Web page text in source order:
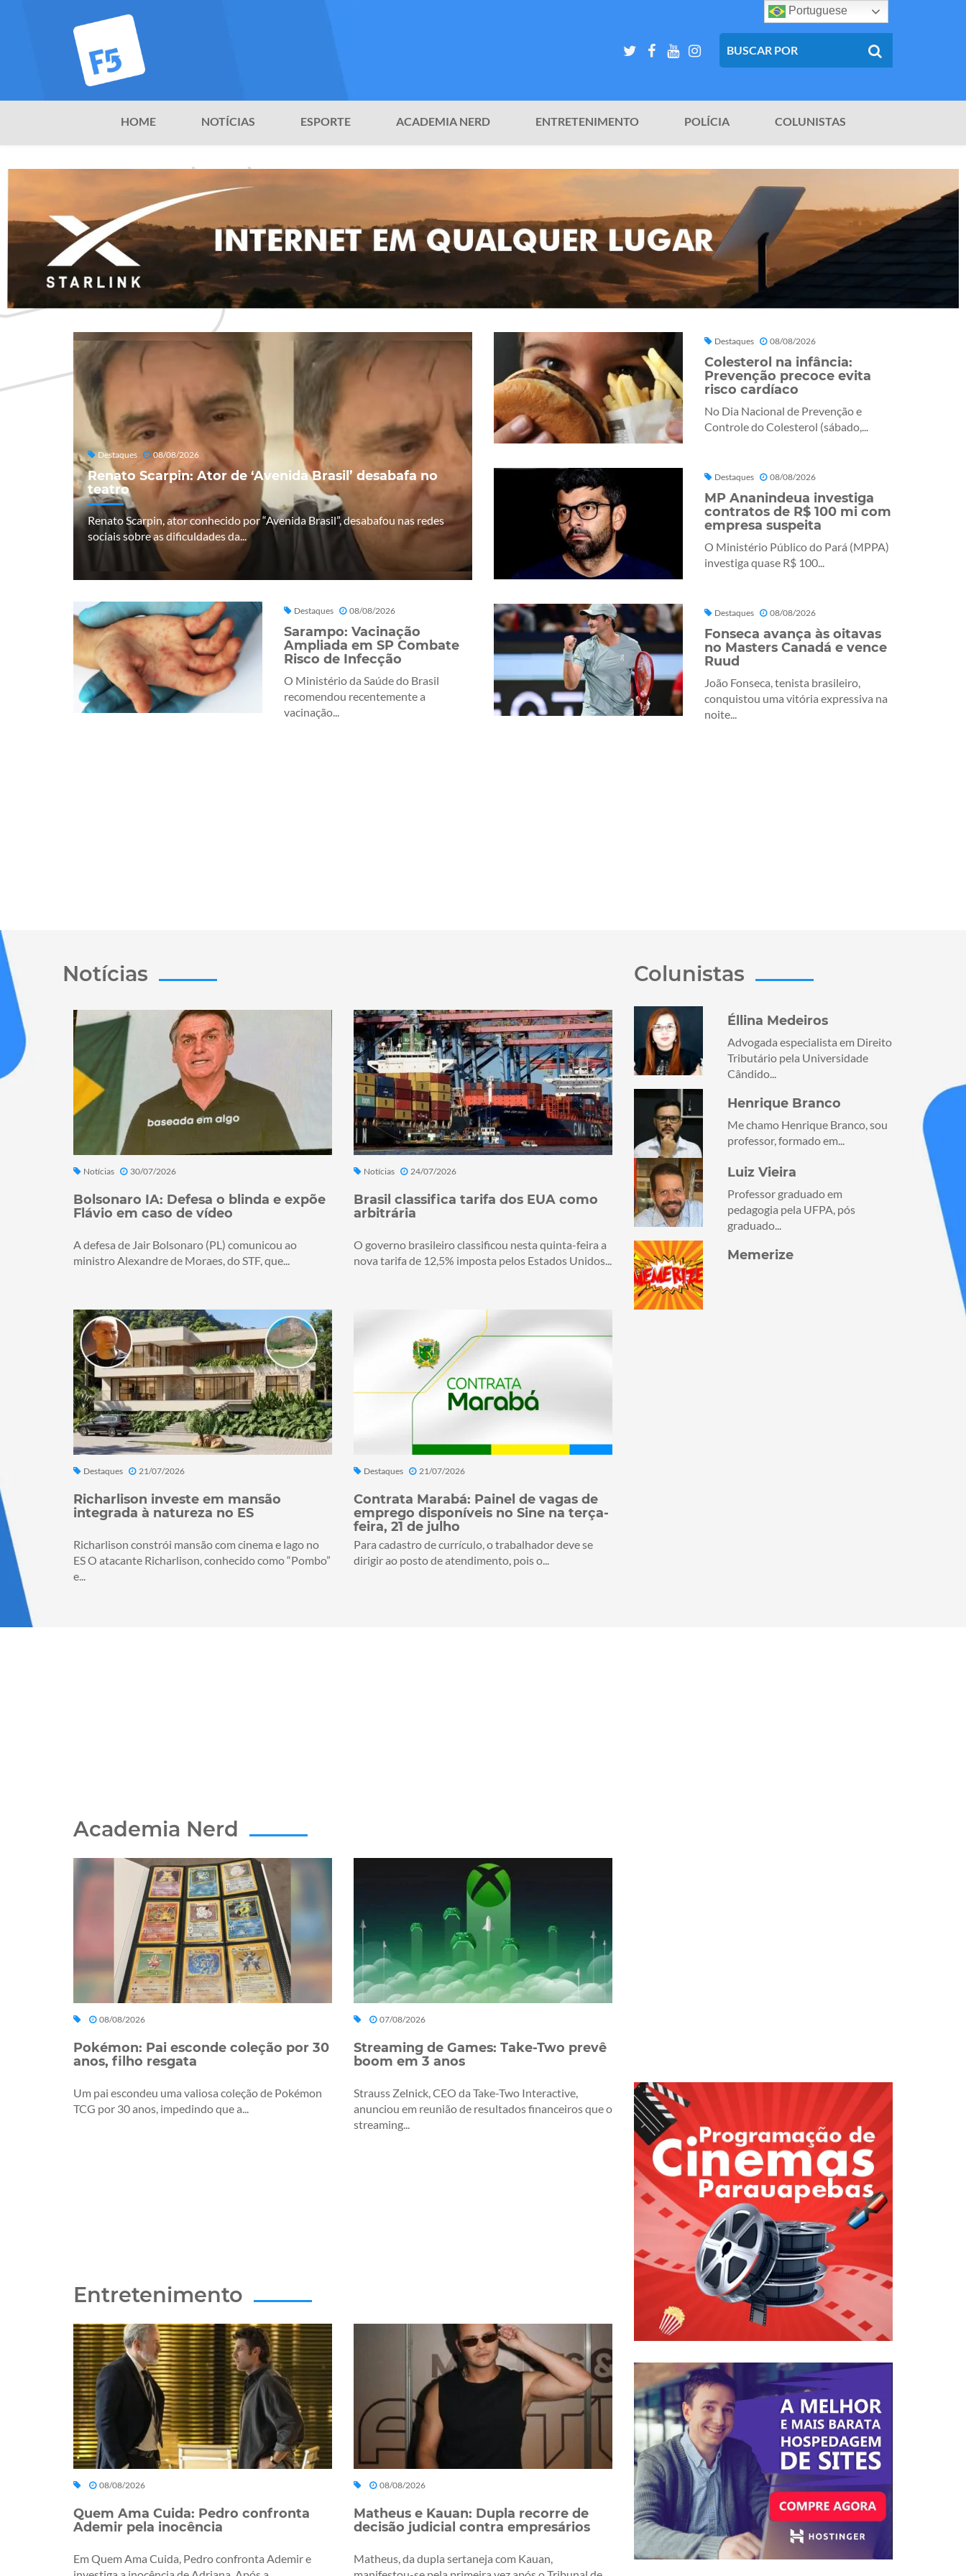
HOME NOTÍCIAS ESPORTE ACADEMIA NERD ENTRETENIMENTO POLÍCIA COLUNISTAS
Destaques 08/08/2026
Renato Scarpin: Ator de ‘Avenida Brasil’ desabafa no
teatro
Renato Scarpin, ator conhecido por “Avenida Brasil”, desabafou nas redes
sociais sobre as dificuldades da...
Destaques 08/08/2026
Sarampo: Vacinação
Ampliada em SP Combate
Risco de Infecção
O Ministério da Saúde do Brasil
recomendou recentemente a
vacinação...
Destaques 08/08/2026
Colesterol na infância:
Prevenção precoce evita
risco cardíaco
No Dia Nacional de Prevenção e
Controle do Colesterol (sábado,...
Destaques 08/08/2026
MP Ananindeua investiga
contratos de R$ 100 mi com
empresa suspeita
O Ministério Público do Pará (MPPA)
investiga quase R$ 100...
Destaques 08/08/2026
Fonseca avança às oitavas
no Masters Canadá e vence
Ruud
João Fonseca, tenista brasileiro,
conquistou uma vitória expressiva na
noite...
Notícias
Notícias 30/07/2026
Bolsonaro IA: Defesa o blinda e expõe
Flávio em caso de vídeo
A defesa de Jair Bolsonaro (PL) comunicou ao
ministro Alexandre de Moraes, do STF, que...
Notícias 24/07/2026
Brasil classifica tarifa dos EUA como
arbitrária
O governo brasileiro classificou nesta quinta-feira a
nova tarifa de 12,5% imposta pelos Estados Unidos...
Destaques 21/07/2026
Richarlison investe em mansão
integrada à natureza no ES
Richarlison constrói mansão com cinema e lago no
ES O atacante Richarlison, conhecido como “Pombo”
e...
Destaques 21/07/2026
Contrata Marabá: Painel de vagas de
emprego disponíveis no Sine na terça-
feira, 21 de julho
Para cadastro de currículo, o trabalhador deve se
dirigir ao posto de atendimento, pois o...
Colunistas
Éllina Medeiros
Advogada especialista em Direito
Tributário pela Universidade
Cândido...
Henrique Branco
Me chamo Henrique Branco, sou
professor, formado em...
Luiz Vieira
Professor graduado em
pedagogia pela UFPA, pós
graduado...
Memerize
Academia Nerd
08/08/2026
Pokémon: Pai esconde coleção por 30
anos, filho resgata
Um pai escondeu uma valiosa coleção de Pokémon
TCG por 30 anos, impedindo que a...
07/08/2026
Streaming de Games: Take-Two prevê
boom em 3 anos
Strauss Zelnick, CEO da Take-Two Interactive,
anunciou em reunião de resultados financeiros que o
streaming...
Entretenimento
08/08/2026
Quem Ama Cuida: Pedro confronta
Ademir pela inocência
Em Quem Ama Cuida, Pedro confronta Ademir e
08/08/2026
Matheus e Kauan: Dupla recorre de
decisão judicial contra empresários
Matheus, da dupla sertaneja com Kauan,
Portuguese